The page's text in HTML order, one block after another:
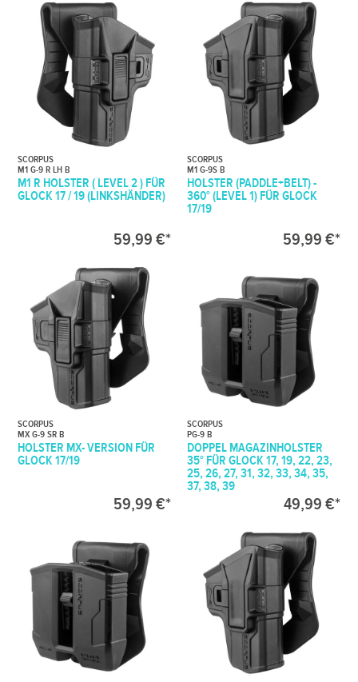
SCORPUS
M1 G-9 R LH B
M1 R HOLSTER ( LEVEL 2 ) FÜR
GLOCK 17 / 19 (LINKSHÄNDER)
59,99 €*
SCORPUS
M1 G-9S B
HOLSTER (PADDLE+BELT) -
360° (LEVEL 1) FÜR GLOCK
17/19
59,99 €*
SCORPUS
MX G-9 SR B
HOLSTER MX- VERSION FÜR
GLOCK 17/19
59,99 €*
SCORPUS
PG-9 B
DOPPEL MAGAZINHOLSTER
35° FÜR GLOCK 17, 19, 22, 23,
25, 26, 27, 31, 32, 33, 34, 35,
37, 38, 39
49,99 €*